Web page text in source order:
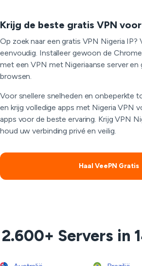
Krijg de beste gratis VPN
Op zoek naar een gratis VPN Nigeria IP?
eenvoudig. Installeer gewoon de
met een VPN met Nigeriaanse server en
browsen.
Voor snellere snelheden en onbeperkte
en krijg volledige apps met Nigeria VPN
apps voor de beste ervaring. Krijg VPN
houd uw verbinding privé en veilig.
Haal VeePN Gratis
2.600+ Servers in